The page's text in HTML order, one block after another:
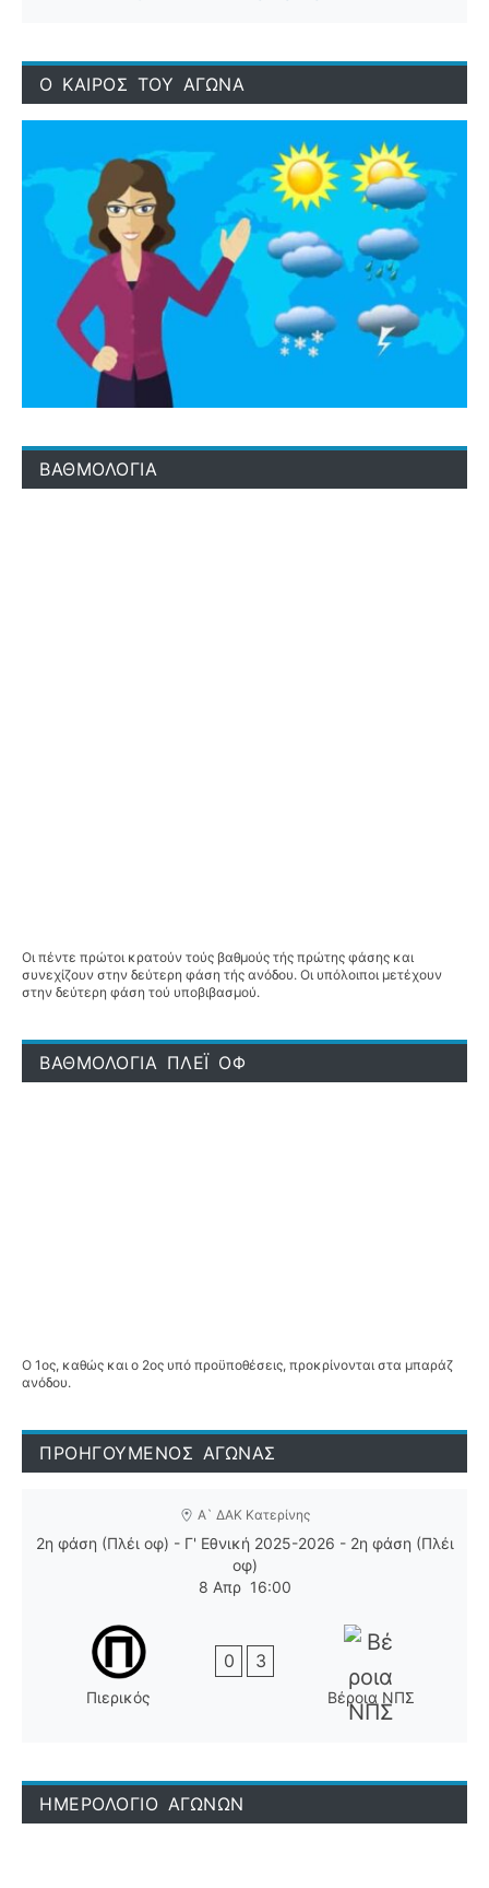
Ο ΚΑΙΡΟΣ ΤΟΥ ΑΓΩΝΑ
ΒΑΘΜΟΛΟΓΙΑ
Οι πέντε πρώτοι κρατούν τούς βαθμούς τής πρώτης φάσης και
συνεχίζουν στην δεύτερη φάση τής ανόδου. Οι υπόλοιποι μετέχουν
στην δεύτερη φάση τού υποβιβασμού.
ΒΑΘΜΟΛΟΓΙΑ ΠΛΕΪ ΟΦ
Ο 1ος, καθώς και ο 2ος υπό προϋποθέσεις, προκρίνονται στα μπαράζ
ανόδου.
ΠΡΟΗΓΟΥΜΕΝΟΣ ΑΓΩΝΑΣ
Α` ΔΑΚ Κατερίνης
2η φάση (Πλέι οφ) - Γ' Εθνική 2025-2026 - 2η φάση (Πλέι
οφ)
8 Απρ 16:00
Πιερικός
0 3
Βέροια ΝΠΣ
ΗΜΕΡΟΛΟΓΙΟ ΑΓΩΝΩΝ